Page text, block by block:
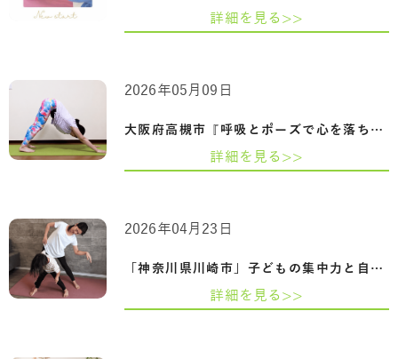
詳細を見る>>
大阪府高槻市『呼吸とポーズで心を落ち着…
2026年05月09日
詳細を見る>>
「神奈川県川崎市」子どもの集中力と自己…
2026年04月23日
詳細を見る>>